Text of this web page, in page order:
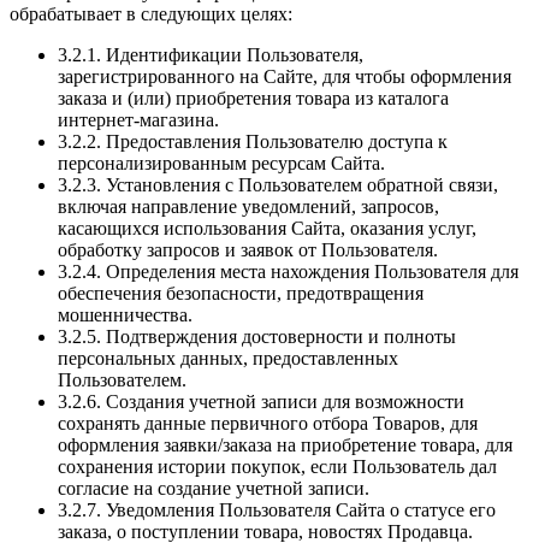
обрабатывает в следующих целях:
3.2.1. Идентификации Пользователя,
зарегистрированного на Сайте, для чтобы оформления
заказа и (или) приобретения товара из каталога
интернет-магазина.
3.2.2. Предоставления Пользователю доступа к
персонализированным ресурсам Сайта.
3.2.3. Установления с Пользователем обратной связи,
включая направление уведомлений, запросов,
касающихся использования Сайта, оказания услуг,
обработку запросов и заявок от Пользователя.
3.2.4. Определения места нахождения Пользователя для
обеспечения безопасности, предотвращения
мошенничества.
3.2.5. Подтверждения достоверности и полноты
персональных данных, предоставленных
Пользователем.
3.2.6. Создания учетной записи для возможности
сохранять данные первичного отбора Товаров, для
оформления заявки/заказа на приобретение товара, для
сохранения истории покупок, если Пользователь дал
согласие на создание учетной записи.
3.2.7. Уведомления Пользователя Сайта о статусе его
заказа, о поступлении товара, новостях Продавца.